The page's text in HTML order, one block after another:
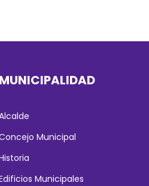
MUNICIPALIDAD
Municipal
Municipales